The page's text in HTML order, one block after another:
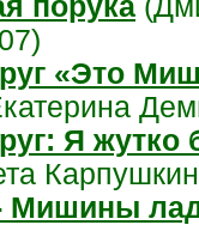
порука
«Это
Я жутко
Мишины